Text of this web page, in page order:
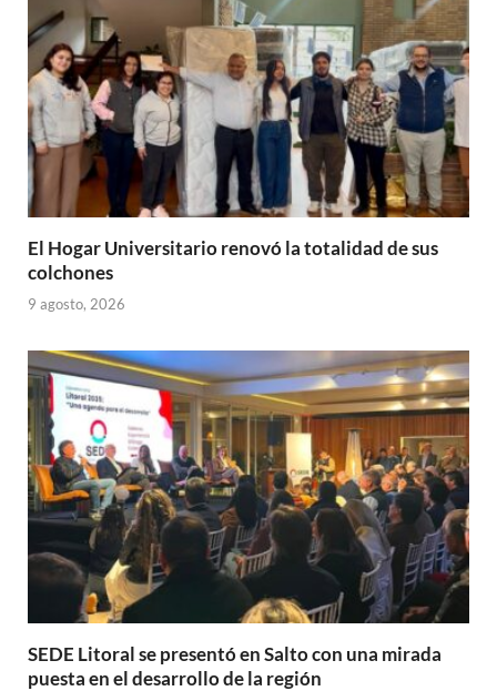
El Hogar Universitario renovó la totalidad de sus
colchones
9 agosto, 2026
SEDE Litoral se presentó en Salto con una mirada
puesta en el desarrollo de la región